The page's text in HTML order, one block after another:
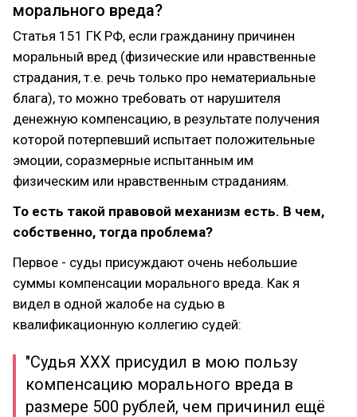
морального вреда?
Статья 151 ГК РФ, если гражданину причинен
моральный вред (физические или нравственные
страдания, т.е. речь только про нематериальные
блага), то можно требовать от нарушителя
денежную компенсацию, в результате получения
которой потерпевший испытает положительные
эмоции, соразмерные испытанным им
физическим или нравственным страданиям.
То есть такой правовой механизм есть. В чем,
собственно, тогда проблема?
Первое - суды присуждают очень небольшие
суммы компенсации морального вреда. Как я
видел в одной жалобе на судью в
квалификационную коллегию судей:
"Судья ХХХ присудил в мою пользу
компенсацию морального вреда в
размере 500 рублей, чем причинил ещё